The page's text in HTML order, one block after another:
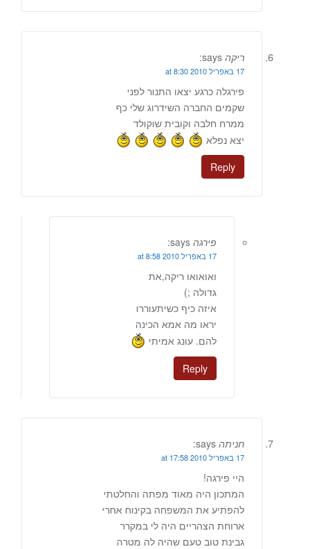
ריקה says:
17 באפריל 2010 at 8:30
פירגלה כרגע יצאו התנור לפני
שקמים החברה השידרוג שלי כף
ממרח חלבה וקובית שוקולד
יצא נפלא
Reply
פירגה says:
17 באפריל 2010 at 8:58
ואואואו ריקה,את
גדולה ;)
איזה כיף כשיתעוררו
יראו מה אמא הכינה
להם. עונג אמיתי
Reply
חניתה says:
17 באפריל 2010 at 17:58
היי פירגה!
המתכון היה מאוד מפתה והחלטתי
להפתיע את המשפחה בקינוח אחרי
ארוחת הצהריים היה לי במקרר
גבינת טוב טעם שהיה לה מטרה